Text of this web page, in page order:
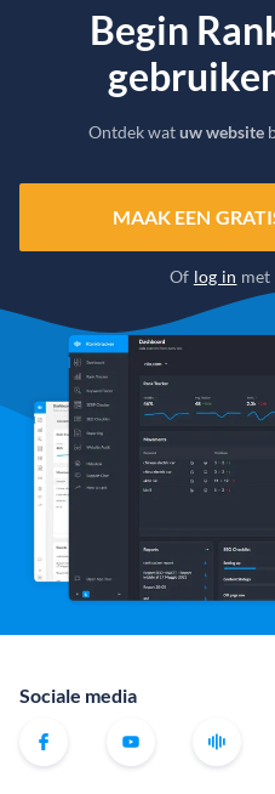
Begin
Ontdek watuw website
MAAK EEN
Of log in met
Sociale media